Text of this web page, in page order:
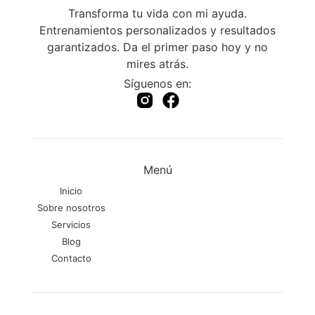
Transforma tu vida con mi ayuda.
Entrenamientos personalizados y resultados
garantizados. Da el primer paso hoy y no
mires atrás.
Síguenos en:
Menú
Inicio
Sobre nosotros
Servicios
Blog
Contacto